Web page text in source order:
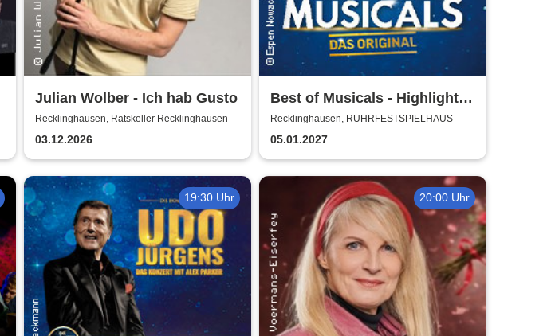
Julian Wolber - Ich hab Gusto
Recklinghausen, Ratskeller Recklinghausen
03.12.2026
Best of Musicals - Highlights
aus über 20 Musicals
Recklinghausen, RUHRFESTSPIELHAUS
05.01.2027
19:30 Uhr 20:00 Uhr